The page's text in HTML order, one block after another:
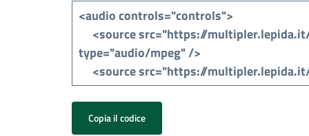
Copia il codice